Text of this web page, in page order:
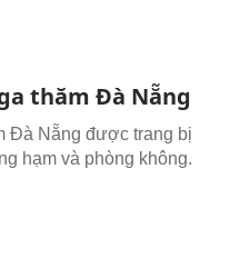
thăm Đà Nẵng
Đà Nẵng được trang bị
hạm và phòng không.